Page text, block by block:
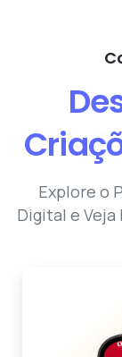
Explore o
Digital e Veja